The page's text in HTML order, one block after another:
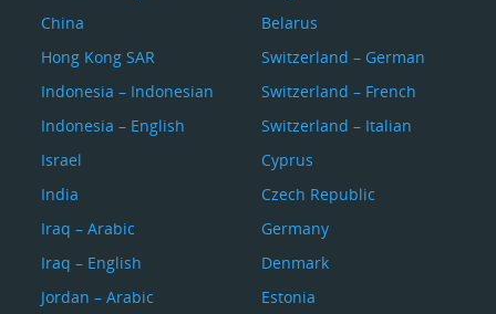
China
Hong Kong SAR
Indonesia – Indonesian
Indonesia – English
Israel
India
Iraq – Arabic
Iraq – English
Jordan – Arabic
Belarus
Switzerland – German
Switzerland – French
Switzerland – Italian
Cyprus
Czech Republic
Germany
Denmark
Estonia